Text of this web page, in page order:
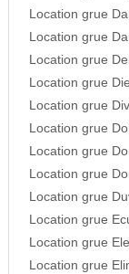
Location grue
Location grue
Location grue
Location grue
Location grue
Location grue
Location grue
Location grue
Location grue
Location grue
Location grue
Location grue